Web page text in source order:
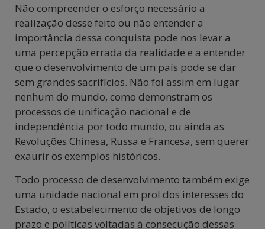
Não compreender o esforço necessário a
realização desse feito ou não entender a
importância dessa conquista pode nos levar a
uma percepção errada da realidade e a entender
que o desenvolvimento de um país pode se dar
sem grandes sacrifícios. Não foi assim em lugar
nenhum do mundo, como demonstram os
processos de unificação nacional e de
independência por todo mundo, ou ainda as
Revoluções Chinesa, Russa e Francesa, sem querer
exaurir os exemplos históricos.
Todo processo de desenvolvimento também exige
uma unidade nacional em prol dos interesses do
Estado, o estabelecimento de objetivos de longo
prazo e políticas voltadas à consecução dessas